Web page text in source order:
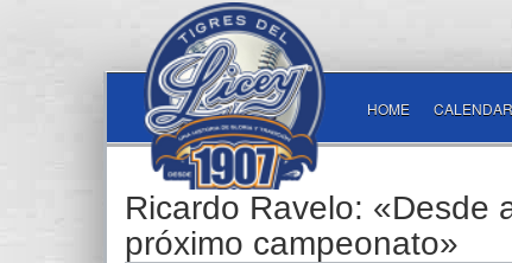
HOME
Ricardo Ravelo: «Desde
próximo campeonato»